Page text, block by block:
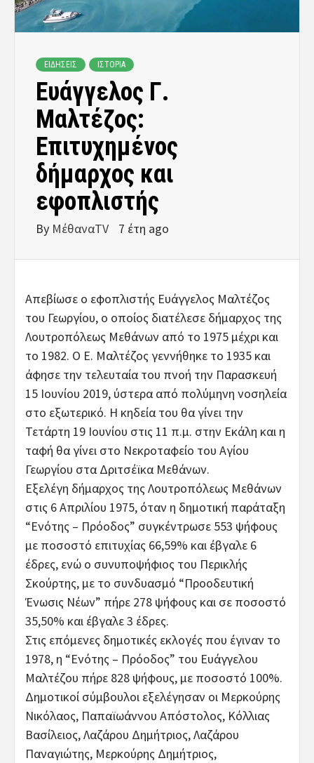
ΕΙΔΗΣΕΙΣ ΙΣΤΟΡΙΑ
Ευάγγελος Γ.
Μαλτέζος:
Επιτυχημένος
δήμαρχος και
εφοπλιστής
By ΜέθαναTV 7 έτη ago
Απεβίωσε ο εφοπλιστής Ευάγγελος Μαλτέζος
του Γεωργίου, ο οποίος διατέλεσε δήμαρχος της
Λουτροπόλεως Μεθάνων από το 1975 μέχρι και
το 1982. Ο Ε. Μαλτέζος γεννήθηκε το 1935 και
άφησε την τελευταία του πνοή την Παρασκευή
15 Ιουνίου 2019, ύστερα από πολύμηνη νοσηλεία
στο εξωτερικό. Η κηδεία του θα γίνει την
Τετάρτη 19 Ιουνίου στις 11 π.μ. στην Εκάλη και η
ταφή θα γίνει στο Νεκροταφείο του Αγίου
Γεωργίου στα Δριτσέϊκα Μεθάνων.
Εξελέγη δήμαρχος της Λουτροπόλεως Μεθάνων
στις 6 Απριλίου 1975, όταν η δημοτική παράταξη
“Ενότης – Πρόοδος” συγκέντρωσε 553 ψήφους
με ποσοστό επιτυχίας 66,59% και έβγαλε 6
έδρες, ενώ ο συνυποψήφιος του Περικλής
Σκούρτης, με το συνδυασμό “Προοδευτική
Ένωσις Νέων” πήρε 278 ψήφους και σε ποσοστό
35,50% και έβγαλε 3 έδρες.
Στις επόμενες δημοτικές εκλογές που έγιναν το
1978, η “Ενότης – Πρόοδος” του Ευάγγελου
Μαλτέζου πήρε 828 ψήφους, με ποσοστό 100%.
Δημοτικοί σύμβουλοι εξελέγησαν οι Μερκούρης
Νικόλαος, Παπαϊωάννου Απόστολος, Κόλλιας
Βασίλειος, Λαζάρου Δημήτριος, Λαζάρου
Παναγιώτης, Μερκούρης Δημήτριος,